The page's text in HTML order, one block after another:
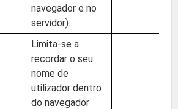
navegador e no
servidor).
Limita-se a
recordar o seu
nome de
utilizador dentro
do navegador